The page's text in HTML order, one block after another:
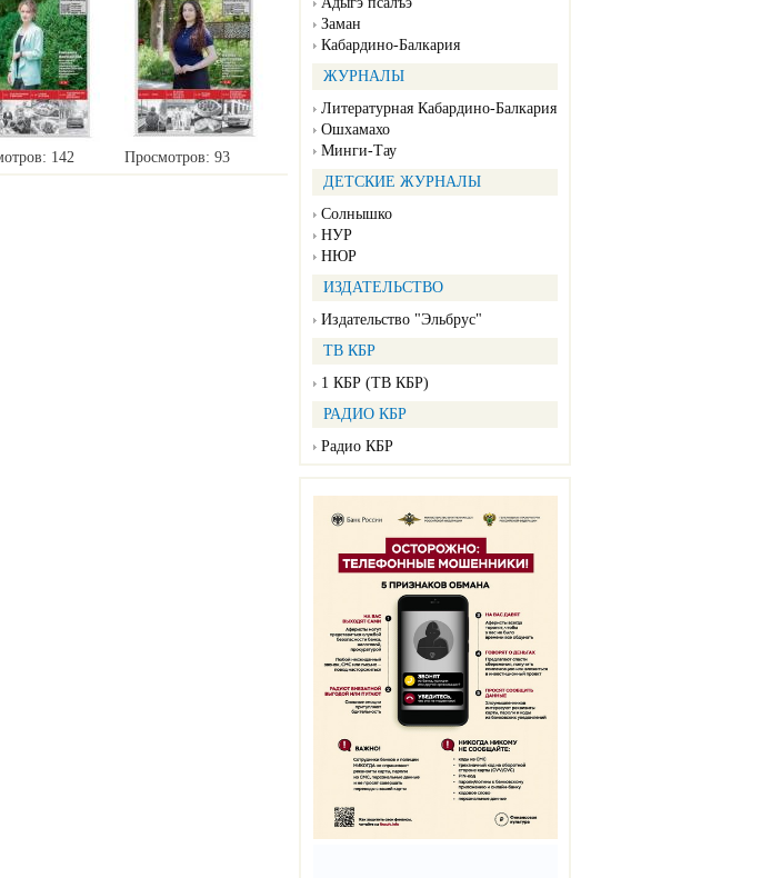
Заман
Кабардино-Балкария
ЖУРНАЛЫ
Литературная Кабардино-Балкария
Ошхамахо
Минги-Тау
ДЕТСКИЕ ЖУРНАЛЫ
Солнышко
НУР
НЮР
ИЗДАТЕЛЬСТВО
Издательство "Эльбрус"
ТВ КБР
1 КБР (ТВ КБР)
РАДИО КБР
Радио КБР
142 Просмотров: 93